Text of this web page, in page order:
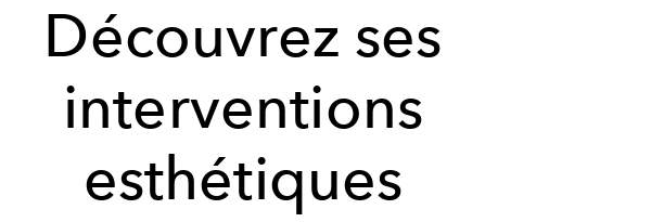
Découvrez ses
interventions
esthétiques